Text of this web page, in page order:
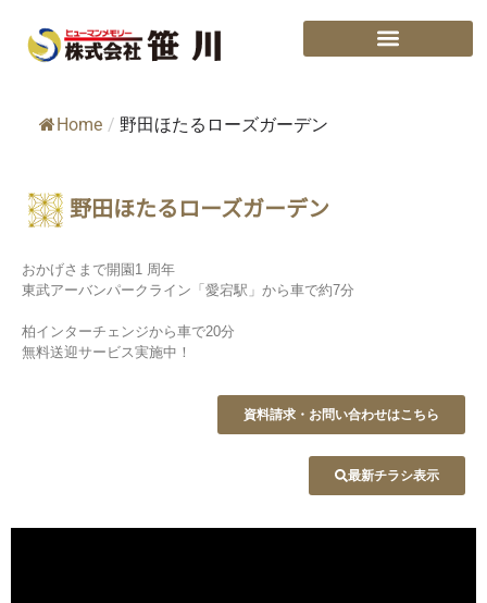
Home / 野田ほたるローズガーデン
野田ほたるローズガーデン
おかげさまで開園1 周年
東武アーバンパークライン「愛宕駅」から車で約7分
柏インターチェンジから車で20分
無料送迎サービス実施中！
資料請求・お問い合わせはこちら
最新チラシ表示